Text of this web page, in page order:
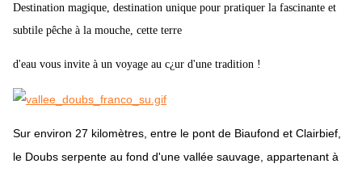
Destination magique, destination unique pour pratiquer la fascinante et
subtile pêche à la mouche, cette terre
d'eau vous invite à un voyage au c¿ur d'une tradition !
Sur environ 27 kilomètres, entre le pont de Biaufond et Clairbief,
le Doubs serpente au fond d'une vallée sauvage, appartenant à